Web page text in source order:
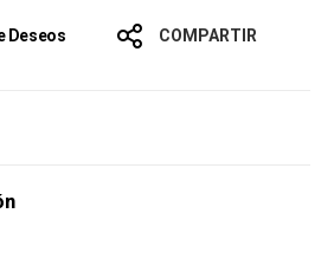
Deseos COMPARTIR